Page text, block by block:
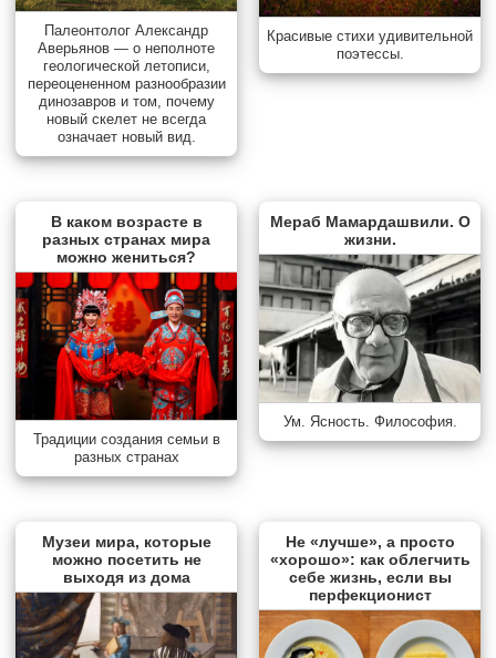
Палеонтолог Александр
Аверьянов — о неполноте
геологической летописи,
переоцененном разнообразии
динозавров и том, почему
новый скелет не всегда
означает новый вид.
Красивые стихи удивительной
поэтессы.
В каком возрасте в
разных странах мира
можно жениться?
Традиции создания семьи в
разных странах
Мераб Мамардашвили. О
жизни.
Ум. Ясность. Философия.
Музеи мира, которые
можно посетить не
выходя из дома
Не «лучше», а просто
«хорошо»: как облегчить
себе жизнь, если вы
перфекционист